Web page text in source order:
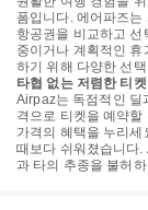
폼입니다. 에어파즈
항공권을 비교하고 선
중이거나 계획적인
하기 위해 다양한 선
타협 없는 저렴한 티켓
Airpaz는 독점적인 딜
격으로 티켓을 예약
가격의 혜택을 누리
때보다 쉬워졌습니다.
과 타의 추종을 불허